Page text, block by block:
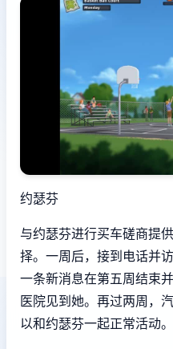
约瑟芬
与约瑟芬进行买车磋商提
择。一周后，接到电话并
一条新消息在第五周结束
医院见到她。再过两周，
以和约瑟芬一起正常活动。